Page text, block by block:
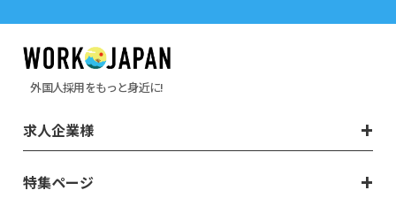
外国人採用をもっと身近に!
求人企業様
特集ページ